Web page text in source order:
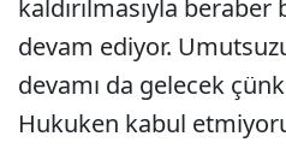
kaldırılmasıyla
devam ediyor.
devamı da gelecek
Hukuken kabul